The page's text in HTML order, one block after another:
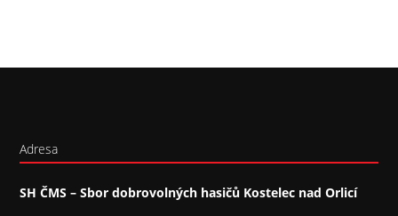
Adresa
SH ČMS – Sbor dobrovolných hasičů Kostelec nad Orlicí